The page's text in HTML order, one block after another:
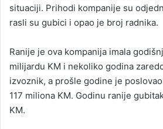
situaciji. Prihodi kompanije su
rasli su gubici i opao je broj radnika.
Ranije je ova kompanija imala
milijardu KM i nekoliko godina
izvoznik, a prošle godine je
117 miliona KM. Godinu ranije
KM.